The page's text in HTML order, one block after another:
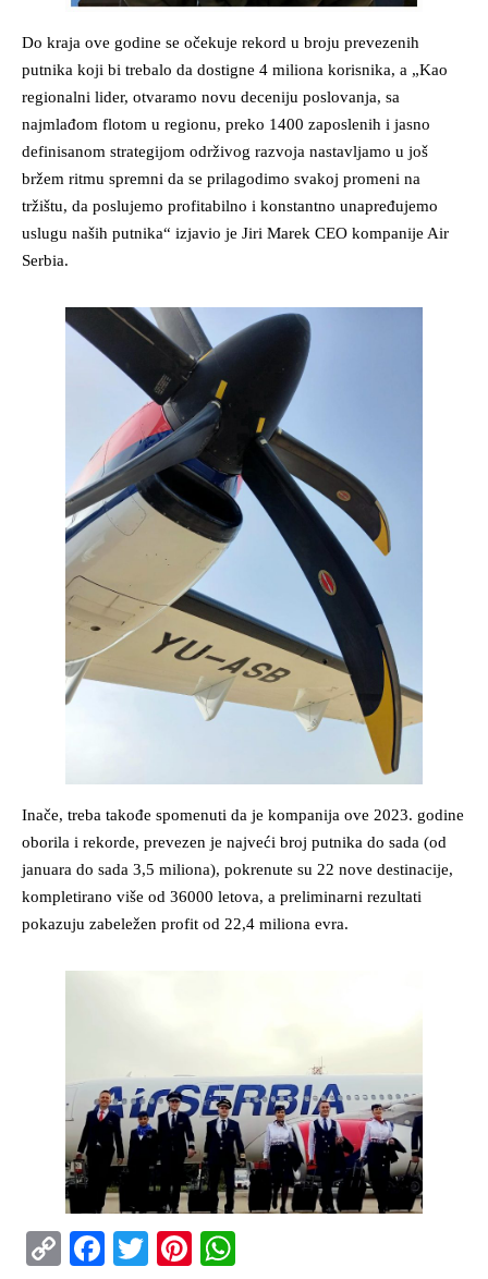
Do kraja ove godine se očekuje rekord u broju prevezenih
putnika koji bi trebalo da dostigne 4 miliona korisnika, a „Kao
regionalni lider, otvaramo novu deceniju poslovanja, sa
najmlađom flotom u regionu, preko 1400 zaposlenih i jasno
definisanom strategijom održivog razvoja nastavljamo u još
bržem ritmu spremni da se prilagodimo svakoj promeni na
tržištu, da poslujemo profitabilno i konstantno unapređujemo
uslugu naših putnika“ izjavio je Jiri Marek CEO kompanije Air
Serbia.
Inače, treba takođe spomenuti da je kompanija ove 2023. godine
oborila i rekorde, prevezen je najveći broj putnika do sada (od
januara do sada 3,5 miliona), pokrenute su 22 nove destinacije,
kompletirano više od 36000 letova, a preliminarni rezultati
pokazuju zabeležen profit od 22,4 miliona evra.
CopyFacebook
TwitterPinterest